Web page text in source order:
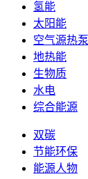
氢能
太阳能
空气源热泵
地热能
生物质
水电
综合能源
双碳
节能环保
能源人物